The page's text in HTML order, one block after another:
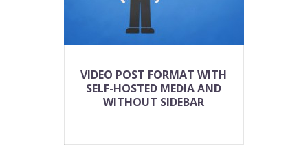
VIDEO POST FORMAT WITH
SELF-HOSTED MEDIA AND
WITHOUT SIDEBAR